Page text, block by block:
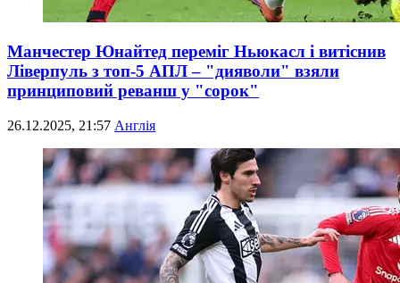
Манчестер Юнайтед переміг Ньюкасл і витіснив
Ліверпуль з топ-5 АПЛ – "дияволи" взяли
принциповий реванш у "сорок"
26.12.2025, 21:57 Англія